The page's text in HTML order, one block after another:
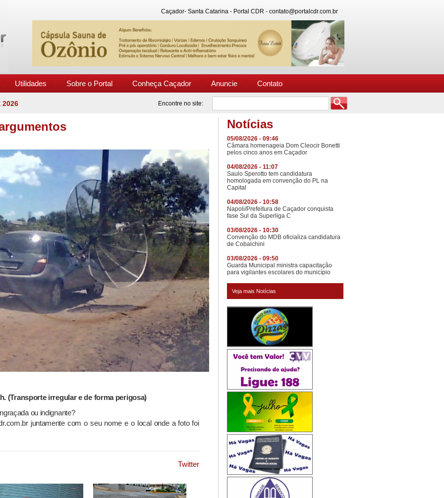
Caçador- Santa Catarina - Portal CDR - contato@portalcdr.com.br
Utilidades Sobre o Portal Conheça Caçador Anuncie Contato
2026 Encontre no site:
(Transporte irregular e de forma perigosa)
ou indignante?
juntamente com o seu nome e o local onde a foto foi
Twitter
Notícias
05/08/2026 - 09:46
Câmara homenageia Dom Cleocir Bonetti
pelos cinco anos em Caçador
04/08/2026 - 11:07
Saulo Sperotto tem candidatura
homologada em convenção do PL na
Capital
04/08/2026 - 10:58
Napoli/Prefeitura de Caçador conquista
fase Sul da Superliga C
03/08/2026 - 10:30
Convenção do MDB oficializa candidatura
de Cobalchini
03/08/2026 - 09:50
Guarda Municipal ministra capacitação
para vigilantes escolares do município
Veja mais Notícias